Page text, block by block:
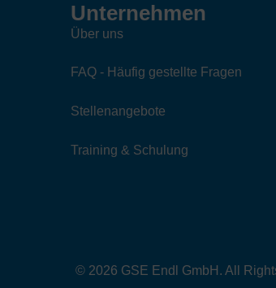
Unternehmen
Über uns
FAQ - Häufig gestellte Fragen
Stellenangebote
Training & Schulung
© 2026 GSE Endl GmbH. All